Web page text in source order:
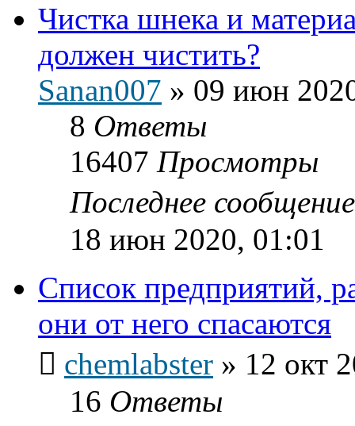
Чистка шнека и
должен чистить?
Sanan007 » 09 июн
8 Ответы
16407 Просмотры
Последнее
18 июн 2020, 01:01
Список предприятий,
они от него спасаются
chemlabster » 12 окт
16 Ответы